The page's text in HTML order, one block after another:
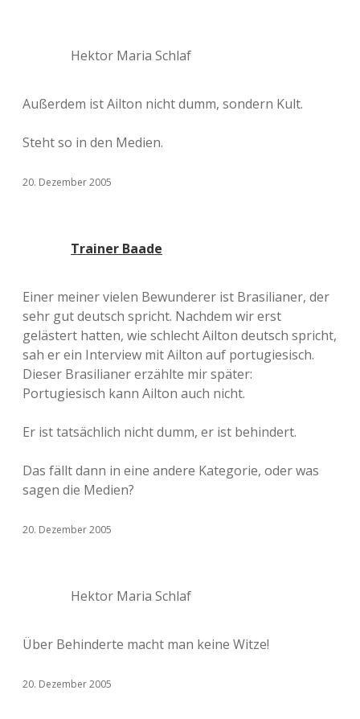
Hektor Maria Schlaf
Außerdem ist Ailton nicht dumm, sondern Kult.
Steht so in den Medien.
20. Dezember 2005
Trainer Baade
Einer meiner vielen Bewunderer ist Brasilianer, der
sehr gut deutsch spricht. Nachdem wir erst
gelästert hatten, wie schlecht Ailton deutsch spricht,
sah er ein Interview mit Ailton auf portugiesisch.
Dieser Brasilianer erzählte mir später:
Portugiesisch kann Ailton auch nicht.
Er ist tatsächlich nicht dumm, er ist behindert.
Das fällt dann in eine andere Kategorie, oder was
sagen die Medien?
20. Dezember 2005
Hektor Maria Schlaf
Über Behinderte macht man keine Witze!
20. Dezember 2005